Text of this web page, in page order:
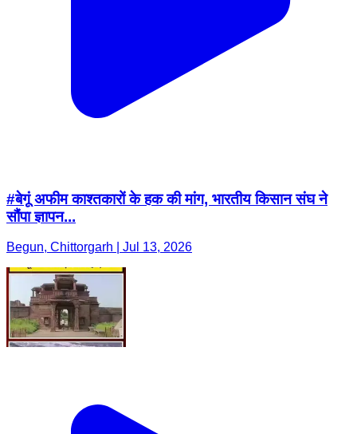
#बेगूं अफीम काश्तकारों के हक की मांग, भारतीय किसान संघ ने
सौंपा ज्ञापन...
Begun, Chittorgarh | Jul 13, 2026